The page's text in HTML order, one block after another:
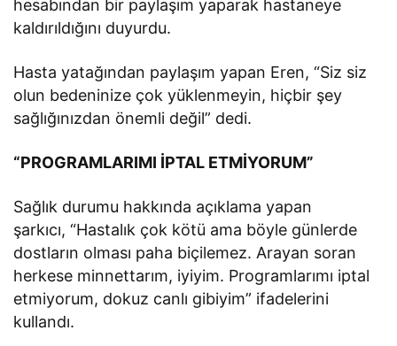
hesabından bir paylaşım yaparak hastaneye
kaldırıldığını duyurdu.
Hasta yatağından paylaşım yapan Eren, “Siz siz
olun bedeninize çok yüklenmeyin, hiçbir şey
sağlığınızdan önemli değil” dedi.
“PROGRAMLARIMI İPTAL ETMİYORUM”
Sağlık durumu hakkında açıklama yapan
şarkıcı, “Hastalık çok kötü ama böyle günlerde
dostların olması paha biçilemez. Arayan soran
herkese minnettarım, iyiyim. Programlarımı iptal
etmiyorum, dokuz canlı gibiyim” ifadelerini
kullandı.